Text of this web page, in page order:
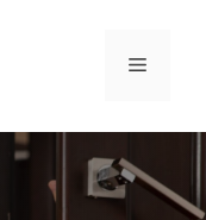
MENÚ